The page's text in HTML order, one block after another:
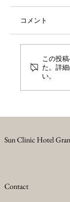
プレコ
コメント
この投
た。詳
い。
Sun Clinic Hotel
Contact